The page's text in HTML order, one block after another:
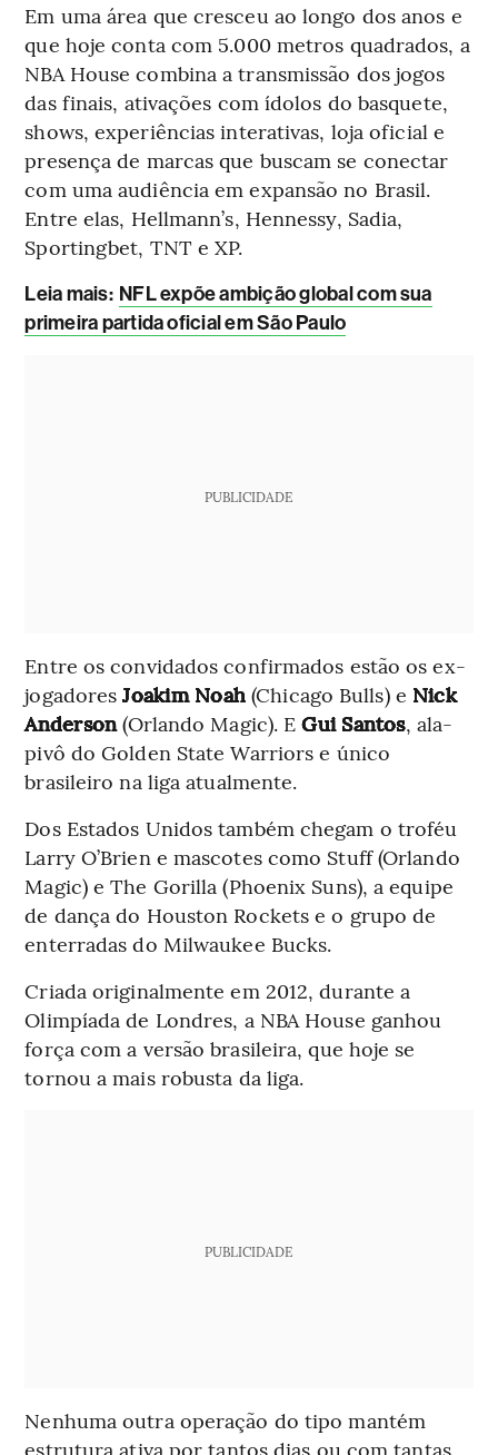
Em uma área que cresceu ao longo dos anos e
que hoje conta com 5.000 metros quadrados, a
NBA House combina a transmissão dos jogos
das finais, ativações com ídolos do basquete,
shows, experiências interativas, loja oficial e
presença de marcas que buscam se conectar
com uma audiência em expansão no Brasil.
Entre elas, Hellmann’s, Hennessy, Sadia,
Sportingbet, TNT e XP.
Leia mais: NFL expõe ambição global com sua
primeira partida oficial em São Paulo
PUBLICIDADE
Entre os convidados confirmados estão os ex-
jogadoresJoakim Noah (Chicago Bulls) e Nick
Anderson(Orlando Magic). EGui Santos, ala-
pivô do Golden State Warriors e único
brasileiro na liga atualmente.
Dos Estados Unidos também chegam o troféu
Larry O’Brien e mascotes como Stuff (Orlando
Magic) e The Gorilla (Phoenix Suns), a equipe
de dança do Houston Rockets e o grupo de
enterradas do Milwaukee Bucks.
Criada originalmente em 2012, durante a
Olimpíada de Londres, a NBA House ganhou
força com a versão brasileira, que hoje se
tornou a mais robusta da liga.
PUBLICIDADE
Nenhuma outra operação do tipo mantém
estrutura ativa por tantos dias ou com tantas